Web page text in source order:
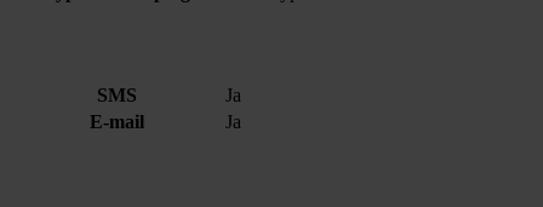
SMS
Ja
E-mail
Ja